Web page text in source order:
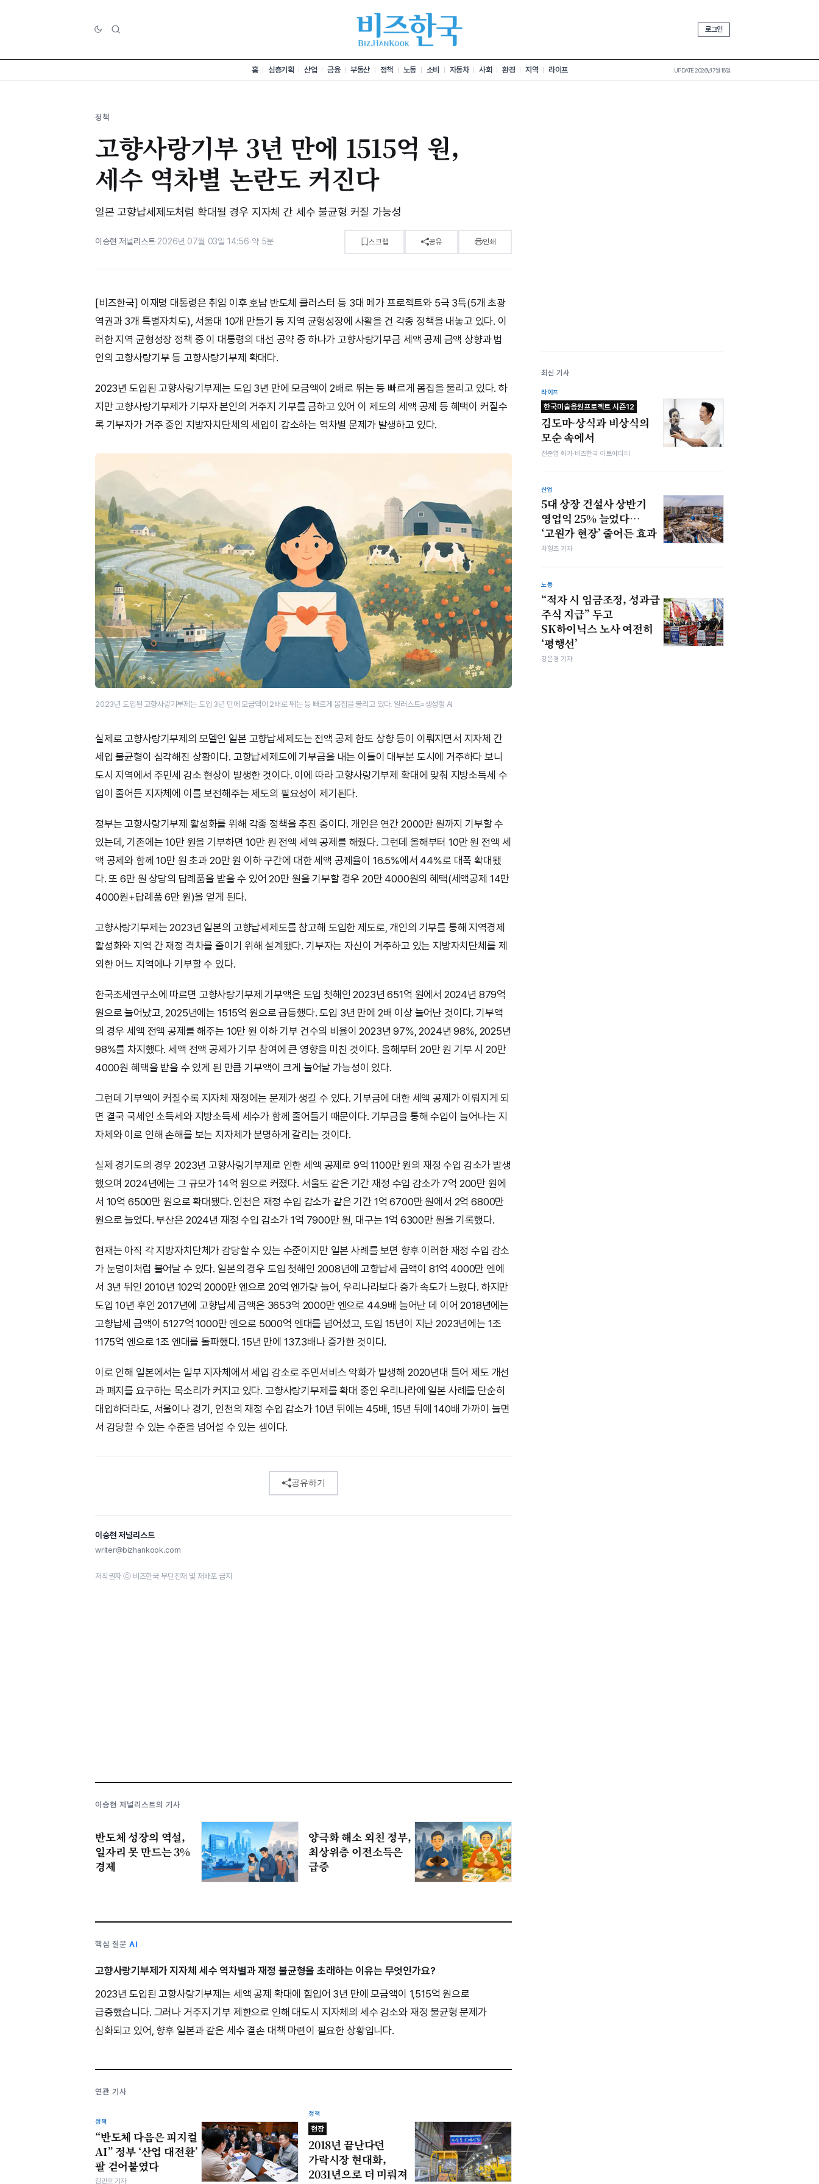
로그인
홈 심층기획 산업 금융 부동산 정책 노동 소비 자동차 사회 환경 지역 라이프 UPDATE 2026년 7월 16일
정책
고향사랑기부 3년 만에 1515억 원,
세수 역차별 논란도 커진다
일본 고향납세제도처럼 확대될 경우 지자체 간 세수 불균형 커질 가능성
이승현 저널리스트·2026년 07월 03일 14:56·약 5분 스크랩 공유 인쇄
[비즈한국] 이재명 대통령은 취임 이후 호남 반도체 클러스터 등 3대 메가 프로젝트와 5극 3특(5개 초광
역권과 3개 특별자치도), 서울대 10개 만들기 등 지역 균형성장에 사활을 건 각종 정책을 내놓고 있다. 이
러한 지역 균형성장 정책 중 이 대통령의 대선 공약 중 하나가 고향사랑기부금 세액 공제 금액 상향과 법
인의 고향사랑기부 등 고향사랑기부제 확대다.
2023년 도입된 고향사랑기부제는 도입 3년 만에 모금액이 2배로 뛰는 등 빠르게 몸집을 불리고 있다. 하
지만 고향사랑기부제가 기부자 본인의 거주지 기부를 금하고 있어 이 제도의 세액 공제 등 혜택이 커질수
록 기부자가 거주 중인 지방자치단체의 세입이 감소하는 역차별 문제가 발생하고 있다.
2023년 도입된 고향사랑기부제는 도입 3년 만에 모금액이 2배로 뛰는 등 빠르게 몸집을 불리고 있다. 일러스트=생성형 AI
실제로 고향사랑기부제의 모델인 일본 고향납세제도는 전액 공제 한도 상향 등이 이뤄지면서 지자체 간
세입 불균형이 심각해진 상황이다. 고향납세제도에 기부금을 내는 이들이 대부분 도시에 거주하다 보니
도시 지역에서 주민세 감소 현상이 발생한 것이다. 이에 따라 고향사랑기부제 확대에 맞춰 지방소득세 수
입이 줄어든 지자체에 이를 보전해주는 제도의 필요성이 제기된다.
정부는 고향사랑기부제 활성화를 위해 각종 정책을 추진 중이다. 개인은 연간 2000만 원까지 기부할 수
있는데, 기존에는 10만 원을 기부하면 10만 원 전액 세액 공제를 해줬다. 그런데 올해부터 10만 원 전액 세
액 공제와 함께 10만 원 초과 20만 원 이하 구간에 대한 세액 공제율이 16.5%에서 44%로 대폭 확대됐
다. 또 6만 원 상당의 답례품을 받을 수 있어 20만 원을 기부할 경우 20만 4000원의 혜택(세액공제 14만
4000원+답례품 6만 원)을 얻게 된다.
고향사랑기부제는 2023년 일본의 고향납세제도를 참고해 도입한 제도로, 개인의 기부를 통해 지역경제
활성화와 지역 간 재정 격차를 줄이기 위해 설계됐다. 기부자는 자신이 거주하고 있는 지방자치단체를 제
외한 어느 지역에나 기부할 수 있다.
한국조세연구소에 따르면 고향사랑기부제 기부액은 도입 첫해인 2023년 651억 원에서 2024년 879억
원으로 늘어났고, 2025년에는 1515억 원으로 급등했다. 도입 3년 만에 2배 이상 늘어난 것이다. 기부액
의 경우 세액 전액 공제를 해주는 10만 원 이하 기부 건수의 비율이 2023년 97%, 2024년 98%, 2025년
98%를 차지했다. 세액 전액 공제가 기부 참여에 큰 영향을 미친 것이다. 올해부터 20만 원 기부 시 20만
4000원 혜택을 받을 수 있게 된 만큼 기부액이 크게 늘어날 가능성이 있다.
그런데 기부액이 커질수록 지자체 재정에는 문제가 생길 수 있다. 기부금에 대한 세액 공제가 이뤄지게 되
면 결국 국세인 소득세와 지방소득세 세수가 함께 줄어들기 때문이다. 기부금을 통해 수입이 늘어나는 지
자체와 이로 인해 손해를 보는 지자체가 분명하게 갈리는 것이다.
실제 경기도의 경우 2023년 고향사랑기부제로 인한 세액 공제로 9억 1100만 원의 재정 수입 감소가 발생
했으며 2024년에는 그 규모가 14억 원으로 커졌다. 서울도 같은 기간 재정 수입 감소가 7억 200만 원에
서 10억 6500만 원으로 확대됐다. 인천은 재정 수입 감소가 같은 기간 1억 6700만 원에서 2억 6800만
원으로 늘었다. 부산은 2024년 재정 수입 감소가 1억 7900만 원, 대구는 1억 6300만 원을 기록했다.
현재는 아직 각 지방자치단체가 감당할 수 있는 수준이지만 일본 사례를 보면 향후 이러한 재정 수입 감소
가 눈덩이처럼 불어날 수 있다. 일본의 경우 도입 첫해인 2008년에 고향납세 금액이 81억 4000만 엔에
서 3년 뒤인 2010년 102억 2000만 엔으로 20억 엔가량 늘어, 우리나라보다 증가 속도가 느렸다. 하지만
도입 10년 후인 2017년에 고향납세 금액은 3653억 2000만 엔으로 44.9배 늘어난 데 이어 2018년에는
고향납세 금액이 5127억 1000만 엔으로 5000억 엔대를 넘어섰고, 도입 15년이 지난 2023년에는 1조
1175억 엔으로 1조 엔대를 돌파했다. 15년 만에 137.3배나 증가한 것이다.
이로 인해 일본에서는 일부 지자체에서 세입 감소로 주민서비스 악화가 발생해 2020년대 들어 제도 개선
과 폐지를 요구하는 목소리가 커지고 있다. 고향사랑기부제를 확대 중인 우리나라에 일본 사례를 단순히
대입하더라도, 서울이나 경기, 인천의 재정 수입 감소가 10년 뒤에는 45배, 15년 뒤에 140배 가까이 늘면
서 감당할 수 있는 수준을 넘어설 수 있는 셈이다.
공유하기
이승현 저널리스트
writer@bizhankook.com
저작권자 ⓒ 비즈한국 무단전재 및 재배포 금지
이승현 저널리스트의 기사
반도체 성장의 역설,
일자리 못 만드는 3%
경제
양극화 해소 외친 정부,
최상위층 이전소득은
급증
핵심 질문AI
고향사랑기부제가 지자체 세수 역차별과 재정 불균형을 초래하는 이유는 무엇인가요?
2023년 도입된 고향사랑기부제는 세액 공제 확대에 힘입어 3년 만에 모금액이 1,515억 원으로
급증했습니다. 그러나 거주지 기부 제한으로 인해 대도시 지자체의 세수 감소와 재정 불균형 문제가
심화되고 있어, 향후 일본과 같은 세수 결손 대책 마련이 필요한 상황입니다.
연관 기사
정책
“반도체 다음은 피지컬
AI” 정부 ‘산업 대전환’
팔 걷어붙였다
김민호 기자
정책
현장
2018년 끝난다던
가락시장 현대화,
2031년으로 더 미뤄져
최신 기사
라이프
한국미술응원프로젝트 시즌12
김도마-상식과 비상식의
모순 속에서
전준엽 화가·비즈한국 아트에디터
산업
5대 상장 건설사 상반기
영업익 25% 늘었다…
‘고원가 현장’ 줄어든 효과
차형조 기자
노동
“적자 시 임금조정, 성과급
주식 지급” 두고
SK하이닉스 노사 여전히
‘평행선’
강은경 기자